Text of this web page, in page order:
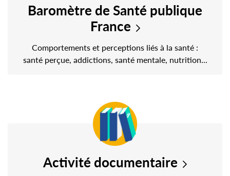
Baromètre de Santé publique
France
Comportements et perceptions liés à la santé :
santé perçue, addictions, santé mentale, nutrition...
Activité documentaire